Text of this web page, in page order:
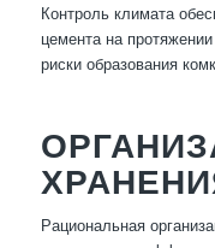
Контроль климата
цемента на
риски образования
Рациональная